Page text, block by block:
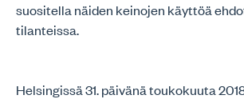
suositella näiden keinojen käyttöä
tilanteissa.
Helsingissä 31. päivänä toukokuuta